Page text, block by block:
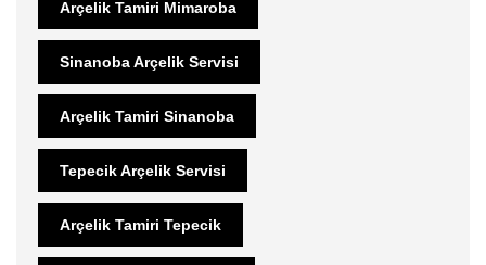
Arçelik Tamiri Mimaroba
Sinanoba Arçelik Servisi
Arçelik Tamiri Sinanoba
Tepecik Arçelik Servisi
Arçelik Tamiri Tepecik